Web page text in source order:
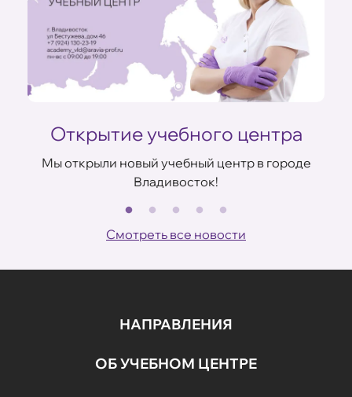
Открытие учебного центра
Мы открыли новый учебный центр в городе
Владивосток!
Смотреть все новости
НАПРАВЛЕНИЯ
ОБ УЧЕБНОМ ЦЕНТРЕ